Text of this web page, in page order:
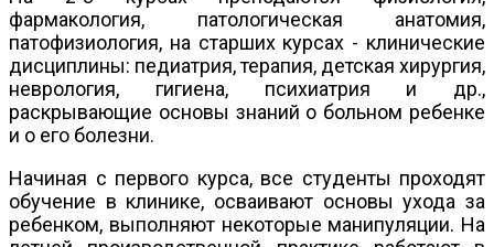
фармакология, патологическая анатомия,
патофизиология, на старших курсах - клинические
дисциплины: педиатрия, терапия, детская хирургия,
неврология, гигиена, психиатрия и др.,
раскрывающие основы знаний о больном ребенке
и о его болезни.
Начиная с первого курса, все студенты проходят
обучение в клинике, осваивают основы ухода за
ребенком, выполняют некоторые манипуляции. На